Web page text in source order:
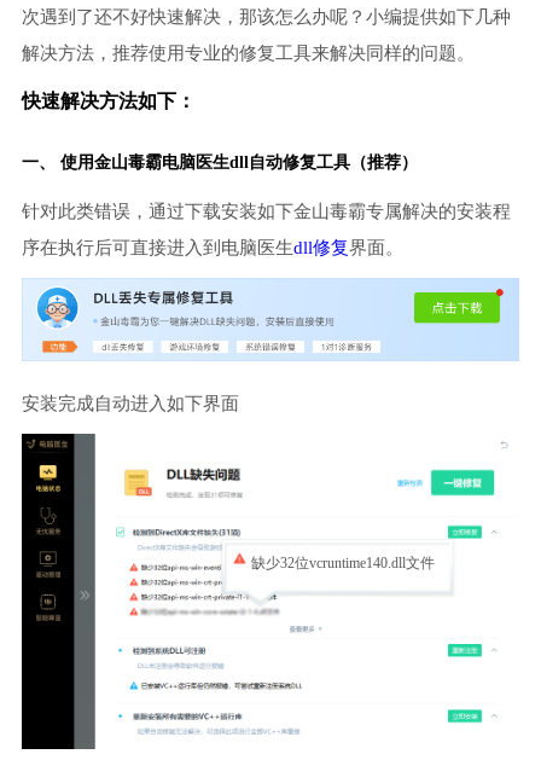
次遇到了还不好快速解决，那该怎么办呢？小编提供如下几种
解决方法，推荐使用专业的修复工具来解决同样的问题。
快速解决方法如下：
一、 使用金山毒霸电脑医生dll自动修复工具（推荐）
针对此类错误，通过下载安装如下金山毒霸专属解决的安装程
序在执行后可直接进入到电脑医生dll修复界面。
安装完成自动进入如下界面
缺少32位vcruntime140.dll文件